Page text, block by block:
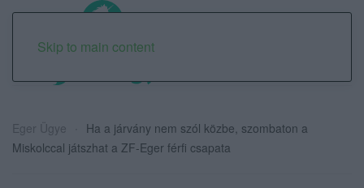
Skip to main content
Eger Ügye
Ha a járvány nem szól közbe, szombaton a
Miskolccal játszhat a ZF-Eger férfi csapata